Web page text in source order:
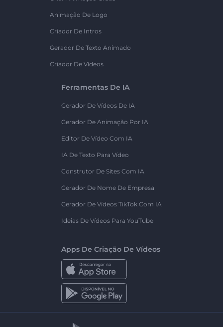
Animação De Logo
Criador De Intros
Gerador De Texto Animado
Criador De Vídeos
Ferramentas De IA
Gerador De Vídeos De IA
Gerador De Animação Por IA
Editor De Vídeo Com IA
IA De Texto Para Vídeo
Construtor De Sites Com IA
Gerador De Nome De Empresa
Gerador De Vídeos TikTok Com IA
Ideias De Vídeos Para YouTube
Apps De Criação De Vídeos